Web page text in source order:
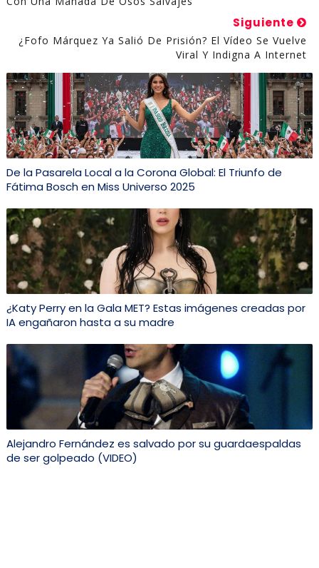
Siguiente
¿Fofo Márquez Ya Salió De Prisión? El Vídeo Se Vuelve
Viral Y Indigna A Internet
De la Pasarela Local a la Corona Global: El Triunfo de
Fátima Bosch en Miss Universo 2025
¿Katy Perry en la Gala MET? Estas imágenes creadas por
IA engañaron hasta a su madre
Alejandro Fernández es salvado por su guardaespaldas
de ser golpeado (VIDEO)